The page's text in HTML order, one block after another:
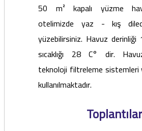
50 m² kapalı yüzme
otelimizde yaz - kış
yüzebilirsiniz. Havuz
sıcaklığı 28 C° dir.
teknoloji filtreleme sistemleri
kullanılmaktadır.
Toplantılar